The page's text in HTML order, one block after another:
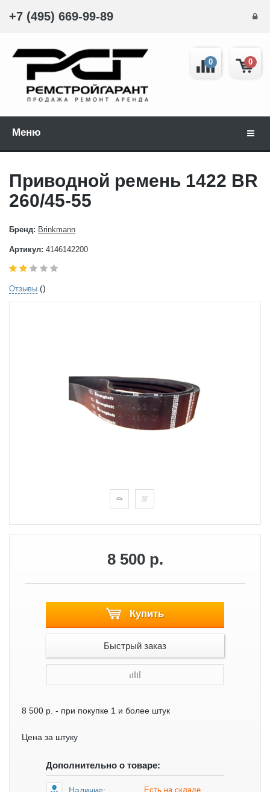
+7 (495) 669-99-89
0
0
Меню
Приводной ремень 1422 ВR
260/45-55
Бренд: Brinkmann
Артикул: 4146142200
Отзывы ()
8 500 р.
Купить
Быстрый заказ
8 500 р. - при покупке 1 и более штук
Цена за штуку
Дополнительно о товаре:
Наличие: Есть на складе.